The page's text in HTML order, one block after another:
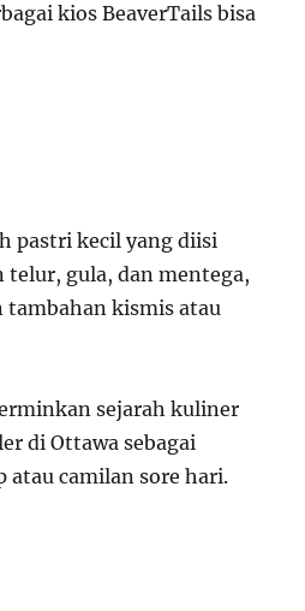
kios BeaverTails bisa
pastri kecil yang diisi
telur, gula, dan mentega,
tambahan kismis atau
sejarah kuliner
di Ottawa sebagai
atau camilan sore hari.